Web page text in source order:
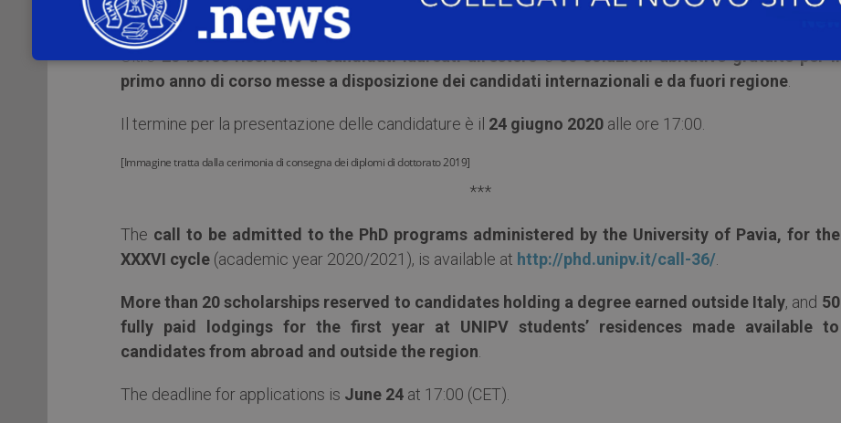
presso l’Università degli Studi di Pavia. (
English below )
Oltre20 borse riservate a candidati laureati all’esteroe50 soluzioni abitative gratuite per il
primo anno di corso messe a disposizione dei candidati internazionali e da fuori regione.
Il termine per la presentazione delle candidature è il 24 giugno 2020 alle ore 17:00.
[Immagine tratta dalla cerimonia di consegna dei diplomi di dottorato 2019]
***
The call to be admitted to the PhD programs administered by the University of Pavia, for the
XXXVI cycle (academic year 2020/2021), is available at http://phd.unipv.it/call-36/.
More than 20 scholarships reserved to candidates holding a degree earned outside Italy, and 50
fully paid lodgings for the first year at UNIPV students’ residences made available to
candidates from abroad and outside the region.
The deadline for applications is June 24 at 17:00 (CET).